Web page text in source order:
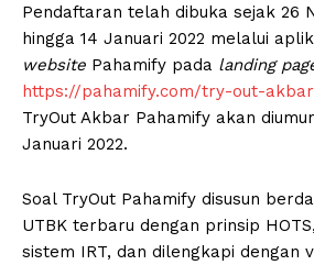
Pendaftaran telah dibuka sejak 26
hingga 14 Januari 2022 melalui
website Pahamify pada landing
https://pahamify.com/try-out-
TryOut Akbar Pahamify akan
Januari 2022.
Soal TryOut Pahamify disusun
UTBK terbaru dengan prinsip
sistem IRT, dan dilengkapi dengan